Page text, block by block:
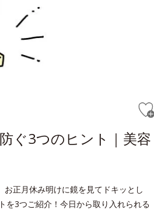
ぐ3つのヒント｜美容
正月休み明けに鏡を見てドキッとし
を3つご紹介！今日から取り入れられる